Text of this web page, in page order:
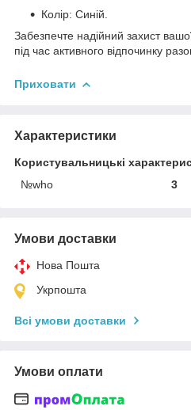
Колір: Синій.
Забезпечте надійний захист
під час активного відпочинку
Приховати
Характеристики
Користувальницькі
№who
3
Умови доставки
Нова Пошта
Укрпошта
Всі умови доставки
Умови оплати